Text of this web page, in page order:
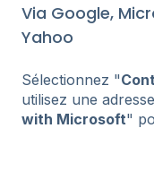
Via Google,
Yahoo
Sélectionnez "
utilisez une adresse
with Microsoft"